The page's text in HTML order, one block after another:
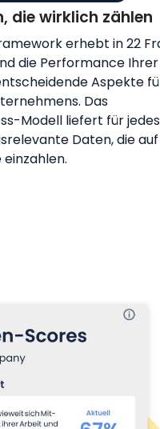
die wirklich zählen
erhebt in 22
die Performance Ihrer
Aspekte
Das
Modell liefert für jedes
Daten, die